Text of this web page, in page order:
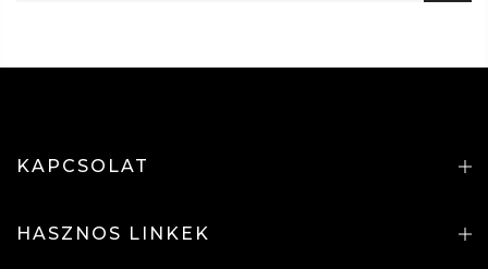
KAPCSOLAT
HASZNOS LINKEK